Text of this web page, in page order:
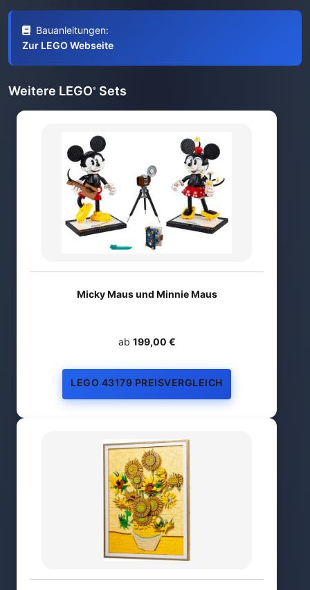
Bauanleitungen:
Zur LEGO Webseite
Weitere LEGO® Sets
Micky Maus und Minnie Maus
ab 199,00 €
LEGO 43179 PREISVERGLEICH